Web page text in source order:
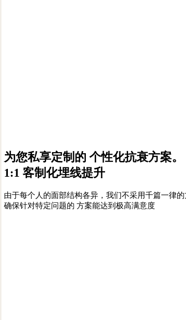
为您私享定制的 个性化抗衰方案。
1:1 客制化埋线提升
由于每个人的面部结构各异，我们不采用千篇一律的
确保针对特定问题的 方案能达到极高满意度